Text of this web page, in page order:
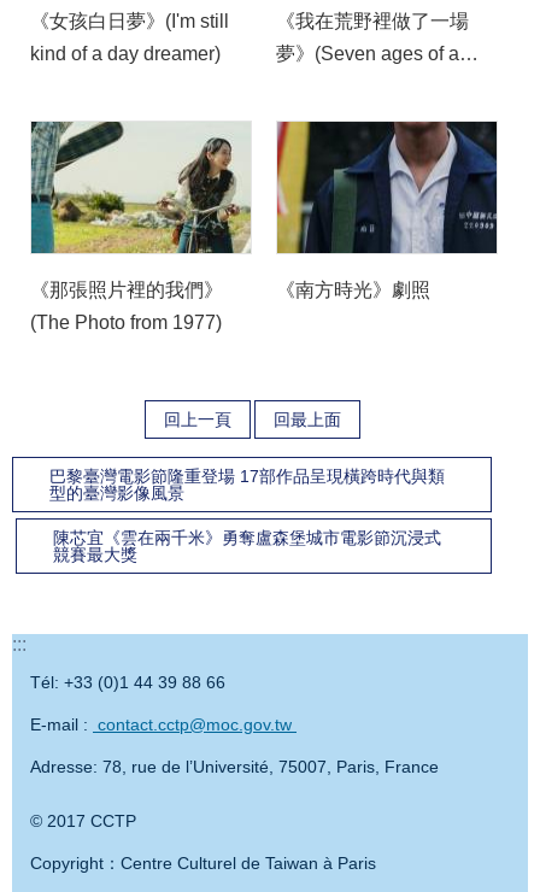
《女孩白日夢》(I'm still
kind of a day dreamer)
《我在荒野裡做了一場
夢》(Seven ages of a
《那張照片裡的我們》
(The Photo from 1977)
《南方時光》劇照
回上一頁 回最上面
巴黎臺灣電影節隆重登場 17部作品呈現橫跨時代與類
型的臺灣影像風景
​​陳芯宜《雲在兩千米》勇奪盧森堡城市電影節沉浸式
競賽最大獎​
:::
Tél: +33 (0)1 44 39 88 66
E-mail : contact.cctp@moc.gov.tw
Adresse: 78, rue de l’Université, 75007, Paris, France
© 2017 CCTP
Copyright：Centre Culturel de Taiwan à Paris